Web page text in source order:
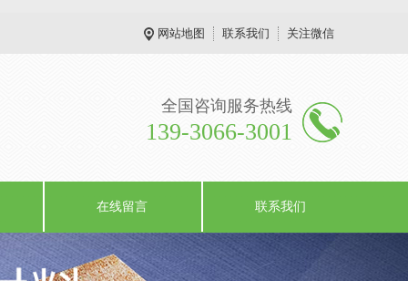
网站地图 联系我们 关注微信
全国咨询服务热线
139-3066-3001
在线留言 联系我们